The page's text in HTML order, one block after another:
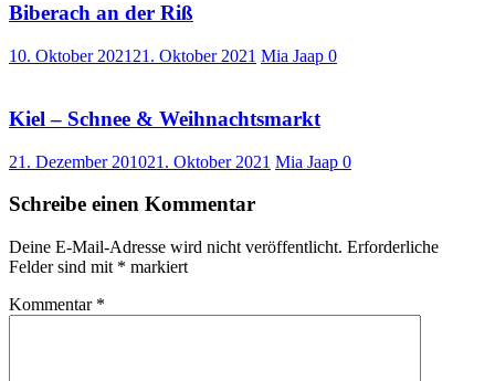
Biberach an der Riß
10. Oktober 2021 21. Oktober 2021 Mia Jaap 0
Kiel – Schnee & Weihnachtsmarkt
21. Dezember 201021. Oktober 2021 Mia Jaap 0
Schreibe einen Kommentar
Deine E-Mail-Adresse wird nicht veröffentlicht. Erforderliche
Felder sind mit * markiert
Kommentar *